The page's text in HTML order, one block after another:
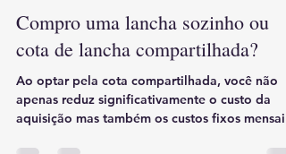
18 de jan. de 2024
2 min de leitura
Compro uma lancha sozinho ou
cota de lancha compartilhada?
Ao optar pela cota compartilhada, você não